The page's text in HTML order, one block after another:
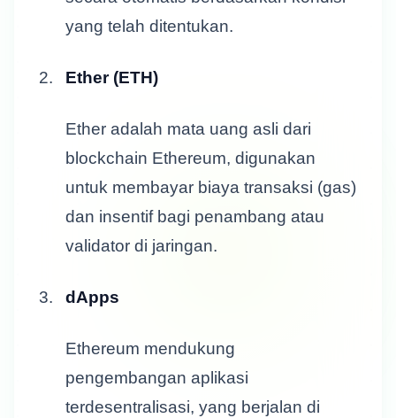
yang telah ditentukan.
Ether (ETH)
Ether adalah mata uang asli dari
blockchain Ethereum, digunakan
untuk membayar biaya transaksi (gas)
dan insentif bagi penambang atau
validator di jaringan.
dApps
Ethereum mendukung
pengembangan aplikasi
terdesentralisasi, yang berjalan di